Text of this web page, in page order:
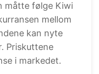
måtte følge Kiwi
mellom
kan nyte
Priskuttene
i markedet.